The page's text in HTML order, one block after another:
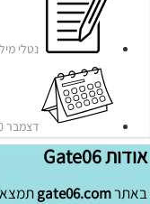
נטלי
דצמבר 10, 2024
אודות Gate06
באתרgate06.com